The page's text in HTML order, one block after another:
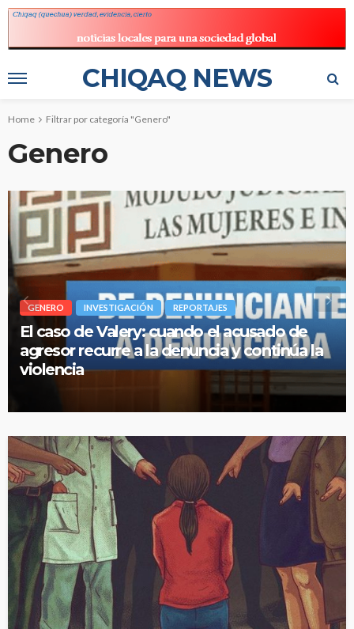
CHIQAQ NEWS
Home Filtrar por categoría "Genero"
Genero
GENERO INVESTIGACIÓN REPORTAJES
El caso de Valery: cuando el acusado de
agresor recurre a la denuncia y continúa la
violencia